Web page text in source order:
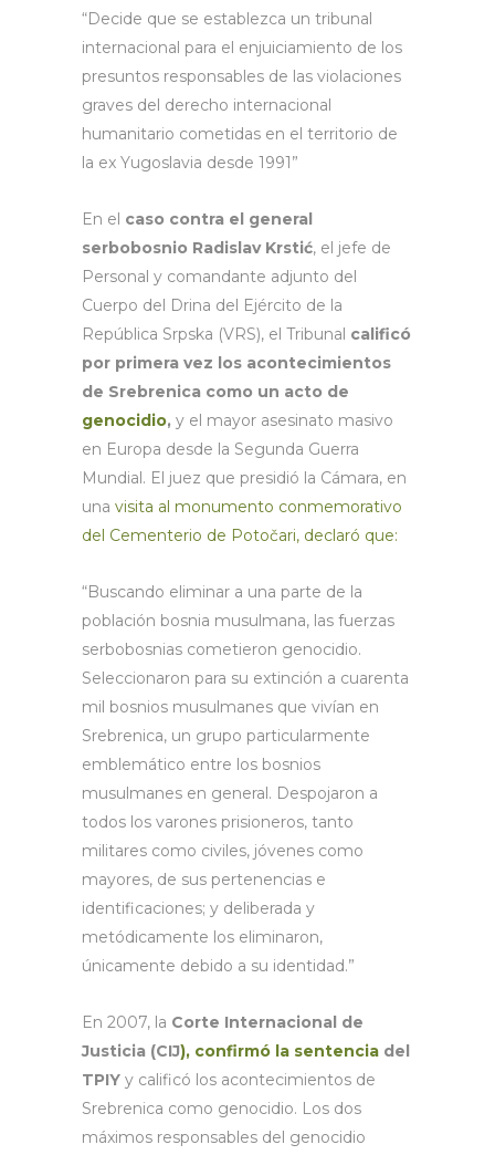
“Decide que se establezca un tribunal
internacional para el enjuiciamiento de los
presuntos responsables de las violaciones
graves del derecho internacional
humanitario cometidas en el territorio de
la ex Yugoslavia desde 1991”
En el caso contra el general
serbobosnio Radislav Krstić, el jefe de
Personal y comandante adjunto del
Cuerpo del Drina del Ejército de la
República Srpska (VRS), el Tribunal calificó
por primera vez los acontecimientos
de Srebrenica como un acto de
genocidio, y el mayor asesinato masivo
en Europa desde la Segunda Guerra
Mundial. El juez que presidió la Cámara, en
una visita al monumento conmemorativo
del Cementerio de Potočari, declaró que:
“Buscando eliminar a una parte de la
población bosnia musulmana, las fuerzas
serbobosnias cometieron genocidio.
Seleccionaron para su extinción a cuarenta
mil bosnios musulmanes que vivían en
Srebrenica, un grupo particularmente
emblemático entre los bosnios
musulmanes en general. Despojaron a
todos los varones prisioneros, tanto
militares como civiles, jóvenes como
mayores, de sus pertenencias e
identificaciones; y deliberada y
metódicamente los eliminaron,
únicamente debido a su identidad.”
En 2007, la Corte Internacional de
Justicia (CIJ), confirmó la sentencia del
TPIY y calificó los acontecimientos de
Srebrenica como genocidio. Los dos
máximos responsables del genocidio